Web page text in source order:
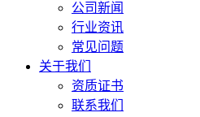
公司新闻
行业资讯
常见问题
关于我们
资质证书
联系我们